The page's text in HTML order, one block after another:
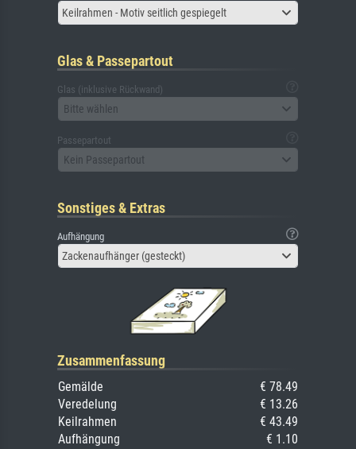
Keilrahmen - Motiv seitlich gespiegelt
Glas & Passepartout
Glas (inklusive Rückwand)
Bitte wählen
Passepartout
Kein Passepartout
Sonstiges & Extras
Aufhängung
Zackenaufhänger (gesteckt)
Zusammenfassung
Gemälde
€ 78.49
Veredelung
€ 13.26
Keilrahmen
€ 43.49
Aufhängung
€ 1.10